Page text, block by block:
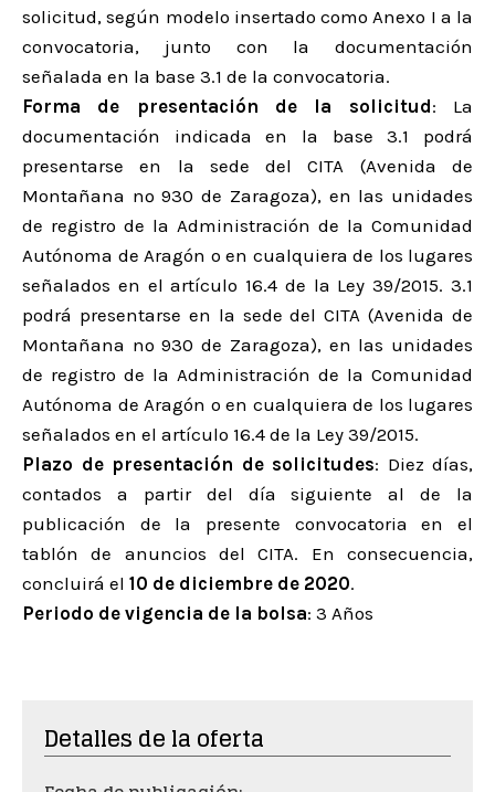
solicitud, según modelo insertado como Anexo I a la
convocatoria, junto con la documentación
señalada en la base 3.1 de la convocatoria.
Forma de presentación de la solicitud: La
documentación indicada en la base 3.1 podrá
presentarse en la sede del CITA (Avenida de
Montañana nº 930 de Zaragoza), en las unidades
de registro de la Administración de la Comunidad
Autónoma de Aragón o en cualquiera de los lugares
señalados en el artículo 16.4 de la Ley 39/2015. 3.1
podrá presentarse en la sede del CITA (Avenida de
Montañana nº 930 de Zaragoza), en las unidades
de registro de la Administración de la Comunidad
Autónoma de Aragón o en cualquiera de los lugares
señalados en el artículo 16.4 de la Ley 39/2015.
Plazo de presentación de solicitudes: Diez días,
contados a partir del día siguiente al de la
publicación de la presente convocatoria en el
tablón de anuncios del CITA. En consecuencia,
concluirá el 10 de diciembre de 2020.
Periodo de vigencia de la bolsa: 3 Años
Detalles de la oferta